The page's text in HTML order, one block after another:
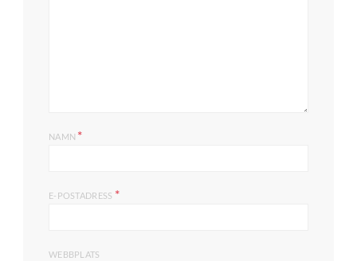
NAMN *
E-POSTADRESS *
WEBBPLATS